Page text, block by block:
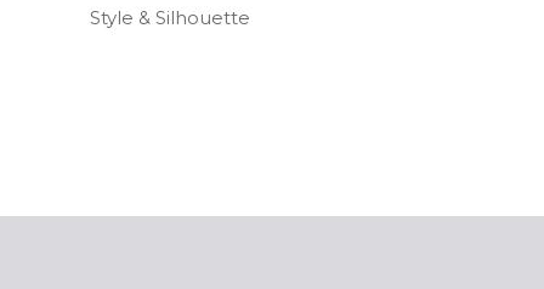
Style & Silhouette